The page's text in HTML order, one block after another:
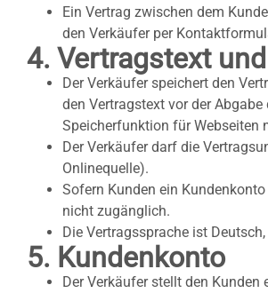
Ein Vertrag zwischen dem
den Verkäufer per
4. Vertragstext
Der Verkäufer speichert den
den Vertragstext vor der
Speicherfunktion für Webseiten
Der Verkäufer darf die
Onlinequelle).
Sofern Kunden ein
nicht zugänglich.
Die Vertragssprache ist
5. Kundenkonto
Der Verkäufer stellt den